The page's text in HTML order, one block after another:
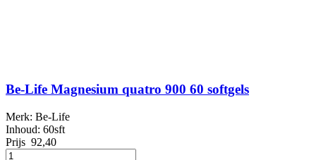
Be-Life Magnesium quatro 900 60 softgels
Merk: Be-Life
Inhoud: 60sft
Prijs 92,40